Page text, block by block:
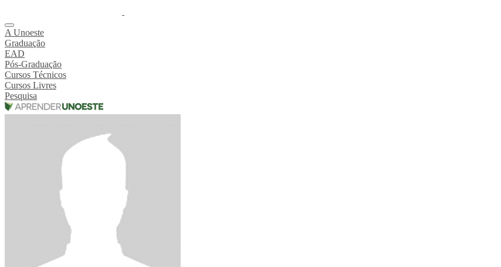
A Unoeste
Graduação
EAD
Pós-Graduação
Cursos Técnicos
Cursos Livres
Pesquisa